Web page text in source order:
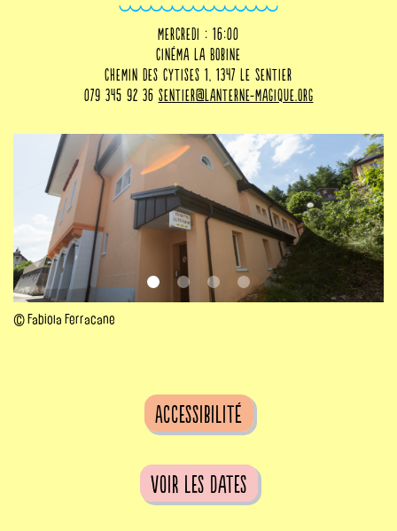
mercredi : 16:00
Cinéma La Bobine
Chemin des Cytises 1, 1347 Le Sentier
079 345 92 36 sentier@lanterne-magique.org
© Fabiola Ferracane
Accessibilité
voir les dates